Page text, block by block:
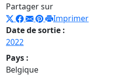
Partager sur
Imprimer
Date de sortie :
2022
Pays :
Belgique